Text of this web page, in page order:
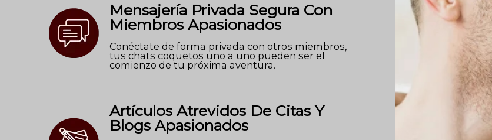
Mensajería Privada Segura Con
Miembros Apasionados
Conéctate de forma privada con otros miembros,
tus chats coquetos uno a uno pueden ser el
comienzo de tu próxima aventura.
Artículos Atrevidos De Citas Y
Blogs Apasionados